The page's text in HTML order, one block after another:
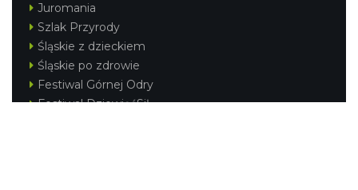
Juromania
Szlak Przyrody
Śląskie z dzieckiem
Śląskie po zdrowie
Festiwal Górnej Odry
Festiwal DziewięćSił